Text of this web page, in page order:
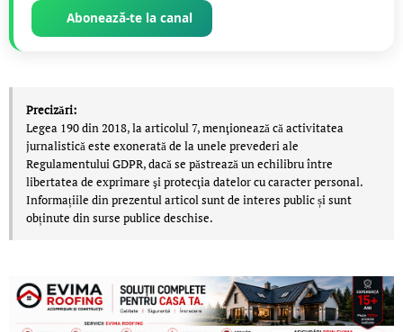
Abonează-te la canal
Precizări:
Legea 190 din 2018, la articolul 7, menţionează că activitatea
jurnalistică este exonerată de la unele prevederi ale
Regulamentului GDPR, dacă se păstrează un echilibru între
libertatea de exprimare şi protecţia datelor cu caracter personal.
Informațiile din prezentul articol sunt de interes public și sunt
obținute din surse publice deschise.